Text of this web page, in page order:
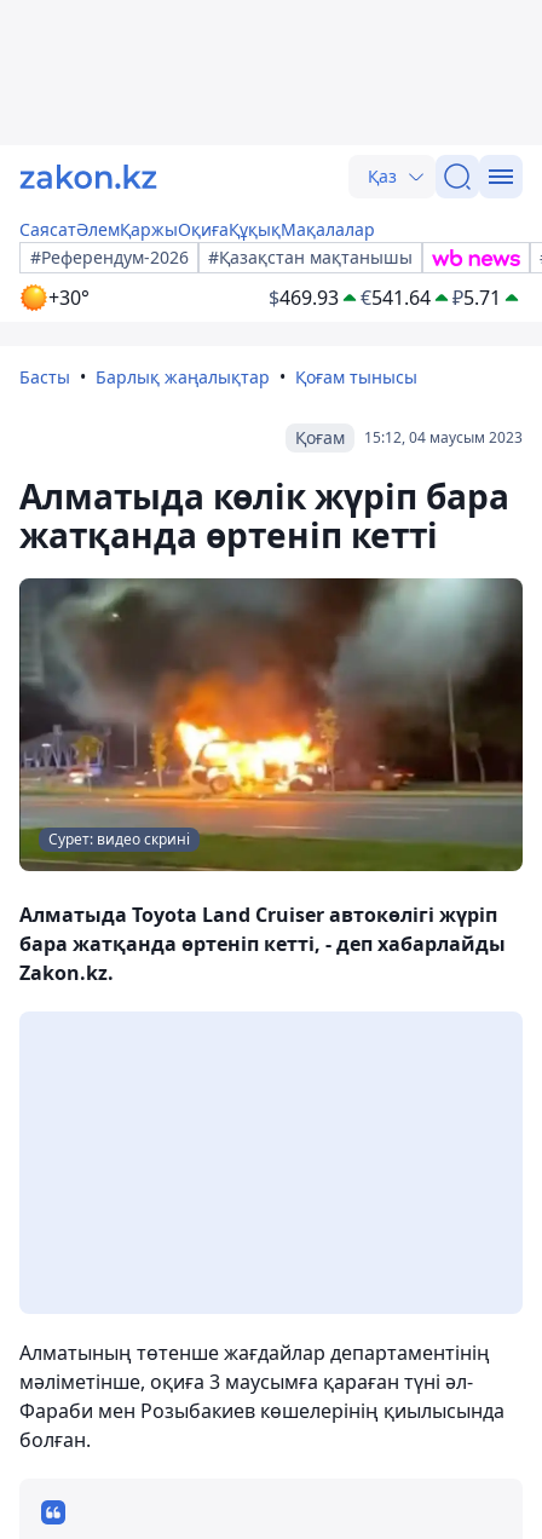
Қаз
СаясатӘлемҚаржыОқиғаҚұқықМақалалар
#Референдум-2026
#Қазақстан мақтанышы
+30° $469.93 €541.64 ₽5.71
Басты Барлық жаңалықтар Қоғам тынысы
15:12, 04 маусым 2023
Қоғам
Алматыда көлік жүріп бара
жатқанда өртеніп кетті
Сурет: видео скрині
Алматыда Toyota Land Cruiser автокөлігі жүріп
бара жатқанда өртеніп кетті, - деп хабарлайды
Zakon.kz.
Алматының төтенше жағдайлар департаментінің
мәліметінше, оқиға 3 маусымға қараған түні әл-
Фараби мен Розыбакиев көшелерінің қиылысында
болған.